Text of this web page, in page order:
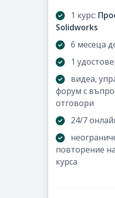
1 курс:
Solidworks
6 месеца
1
видеа,
форум с
отговори
24/7
повторение
курса